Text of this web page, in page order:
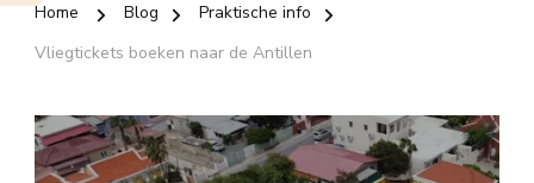
Home Blog
Praktische info
Vliegtickets boeken naar de Antillen